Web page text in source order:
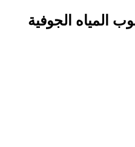
المياه الجوفية